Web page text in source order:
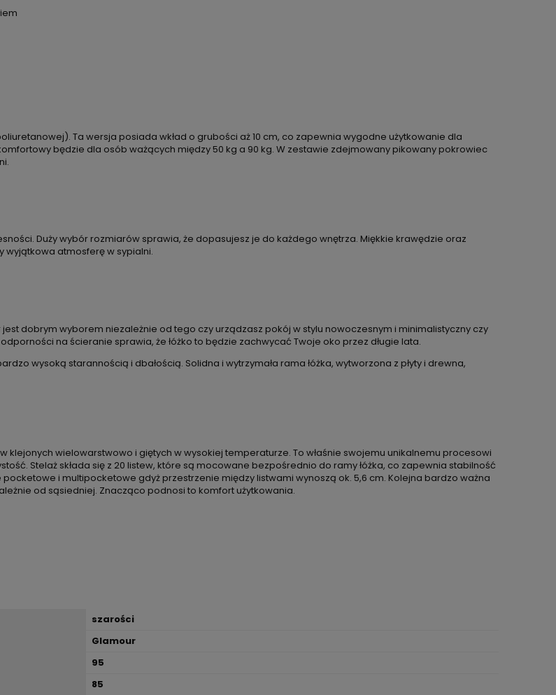
Ta wersja posiada wkład o grubości aż 10 cm, co zapewnia wygodne użytkowanie dla
będzie dla osób ważących między 50 kg a 90 kg. W zestawie zdejmowany pikowany pokrowiec
Duży wybór rozmiarów sprawia, że dopasujesz je do każdego wnętrza. Miękkie krawędzie oraz
wyjątkowa atmosferę w sypialni.
dobrym wyborem niezależnie od tego czy urządzasz pokój w stylu nowoczesnym i minimalistyczny czy
na ścieranie sprawia, że łóżko to będzie zachwycać Twoje oko przez długie lata.
wysoką starannością i dbałością. Solidna i wytrzymała rama łóżka, wytworzona z płyty i drewna,
klejonych wielowarstwowo i giętych w wysokiej temperaturze. To właśnie swojemu unikalnemu procesowi
Stelaż składa się z 20 listew, które są mocowane bezpośrednio do ramy łóżka, co zapewnia stabilność
i multipocketowe gdyż przestrzenie między listwami wynoszą ok. 5,6 cm. Kolejna bardzo ważna
od sąsiedniej. Znacząco podnosi to komfort użytkowania.
szarości
Glamour
95
85